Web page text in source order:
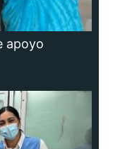
apoyo